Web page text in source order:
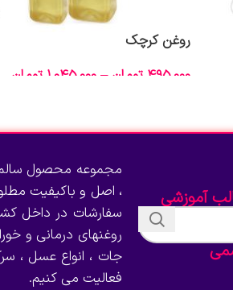
روغن کرچک
495,000 تومان –
1,045,000 تومان
آموزشی
مجموعه محصول سالم
، اصل و باکیفیت
سفارشات در داخل
روغنهای درمانی و
جات ، انواع عسل ،
فعالیت می کنیم.